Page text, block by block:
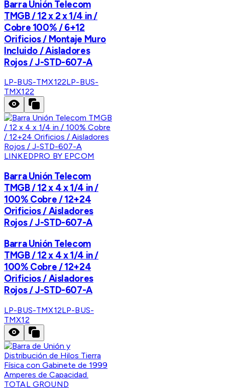
Barra Unión Telecom
TMGB / 12 x 2 x 1/4 in /
Cobre 100% / 6+12
Orificios / Montaje Muro
Incluido / Aisladores
Rojos / J-STD-607-A
LP-BUS-TMX122LP-BUS-
TMX122
LINKEDPRO BY EPCOM
Barra Unión Telecom
TMGB / 12 x 4 x 1/4 in /
100% Cobre / 12+24
Orificios / Aisladores
Rojos / J-STD-607-A
Barra Unión Telecom
TMGB / 12 x 4 x 1/4 in /
100% Cobre / 12+24
Orificios / Aisladores
Rojos / J-STD-607-A
LP-BUS-TMX12LP-BUS-
TMX12
TOTAL GROUND